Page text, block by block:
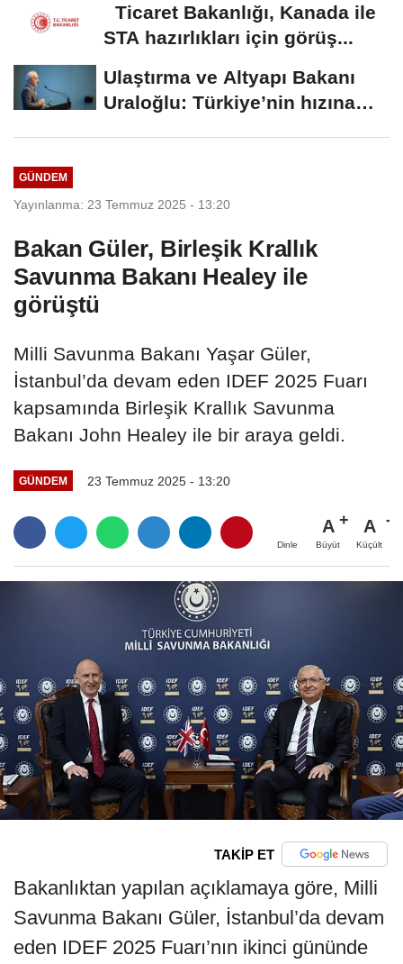
Ticaret Bakanlığı, Kanada ile
STA hazırlıkları için görüş...
Ulaştırma ve Altyapı Bakanı
Uraloğlu: Türkiye’nin hızına
GÜNDEM
Yayınlanma: 23 Temmuz 2025 - 13:20
Bakan Güler, Birleşik Krallık
Savunma Bakanı Healey ile
görüştü
Milli Savunma Bakanı Yaşar Güler,
İstanbul’da devam eden IDEF 2025 Fuarı
kapsamında Birleşik Krallık Savunma
Bakanı John Healey ile bir araya geldi.
GÜNDEM 23 Temmuz 2025 - 13:20
Dinle
A
Büyüt
A
Küçült
TAKİP ET
Bakanlıktan yapılan açıklamaya göre, Milli
Savunma Bakanı Güler, İstanbul’da devam
eden IDEF 2025 Fuarı’nın ikinci gününde